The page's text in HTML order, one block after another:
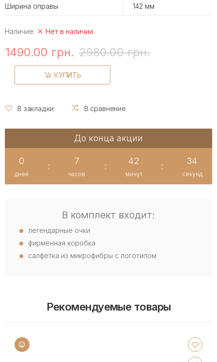
Ширина оправы 142 мм
Наличие: Нет в наличии
1490.00 грн. 2980.00 грн.
КУПИТЬ
В закладки В сравнение
До конца акции
0
дней
:
7
часов
:
42
минут
:
33
секунд
В комплект входит:
легендарные очки
фирменная коробка
салфетка из микрофибры с логотипом
Рекомендуемые товары